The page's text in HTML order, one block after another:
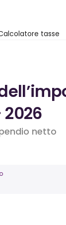
tasse
netto